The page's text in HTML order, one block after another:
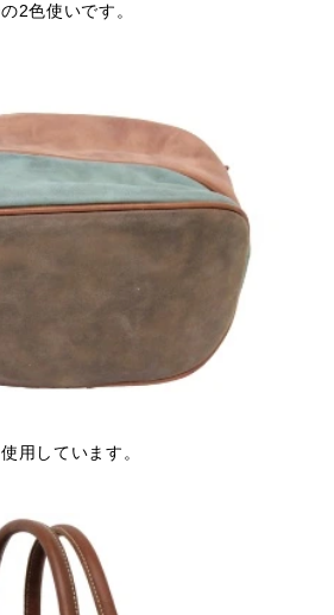
2色使いです。
用しています。